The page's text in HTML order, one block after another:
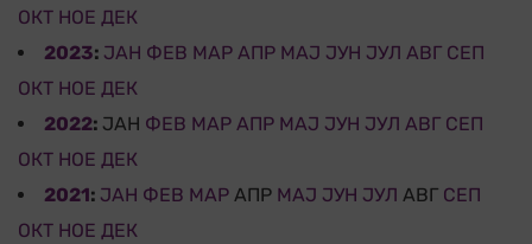
ОКТ НОЕ ДЕК
2023: ЈАН ФЕВ МАР АПР МАЈ ЈУН ЈУЛ АВГ СЕП
ОКТ НОЕ ДЕК
2022: ЈАН ФЕВ МАР АПР МАЈ ЈУН ЈУЛ АВГ СЕП
ОКТ НОЕ ДЕК
2021: ЈАН ФЕВ МАР АПР МАЈ ЈУН ЈУЛ АВГ СЕП
ОКТ НОЕ ДЕК